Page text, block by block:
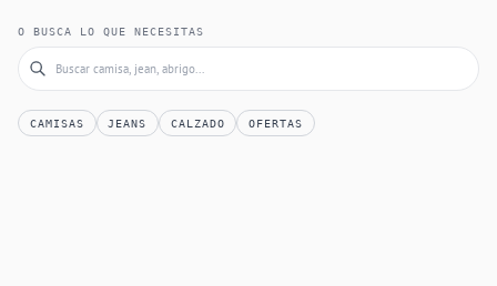
O BUSCA LO QUE NECESITAS
CAMISAS JEANS CALZADO OFERTAS